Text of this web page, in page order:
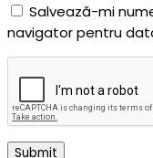
Salvează-mi
navigator pentru